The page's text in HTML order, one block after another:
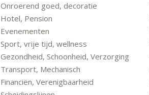
Onroerend goed, decoratie
Hotel, Pension
Evenementen
Sport, vrije tijd, wellness
Gezondheid, Schoonheid, Verzorging
Transport, Mechanisch
Financiën, Verenigbaarheid